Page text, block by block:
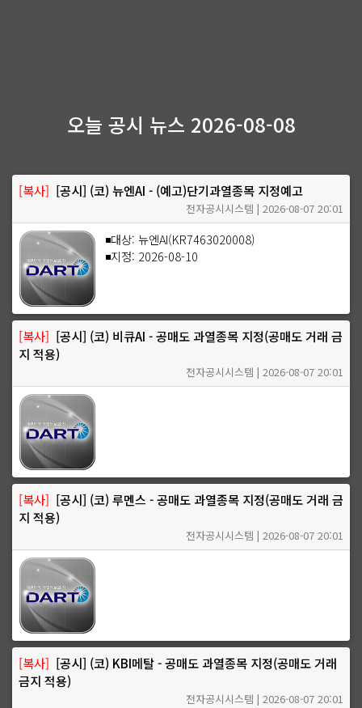
오늘 공시 뉴스 2026-08-08
[복사] [공시] (코) 뉴엔AI - (예고)단기과열종목 지정예고
전자공시시스템 | 2026-08-07 20:01
◾대상: 뉴엔AI(KR7463020008)
◾지정: 2026-08-10
[복사] [공시] (코) 비큐AI - 공매도 과열종목 지정(공매도 거래 금
지 적용)
전자공시시스템 | 2026-08-07 20:01
[복사] [공시] (코) 루멘스 - 공매도 과열종목 지정(공매도 거래 금
지 적용)
전자공시시스템 | 2026-08-07 20:01
[복사] [공시] (코) KBI메탈 - 공매도 과열종목 지정(공매도 거래
금지 적용)
전자공시시스템 | 2026-08-07 20:01